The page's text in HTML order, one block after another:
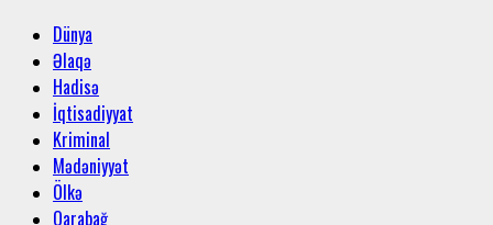
Dünya
Əlaqə
Hadisə
İqtisadiyyat
Kriminal
Mədəniyyət
Ölkə
Qarabağ